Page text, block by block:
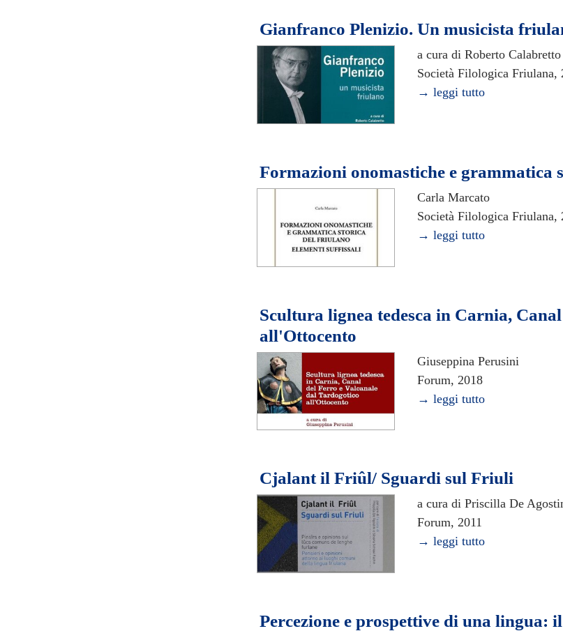
Gianfranco Plenizio. Un musicista
a cura di Roberto Calabretto
Società Filologica Friulana,
→ leggi tutto
Formazioni onomastiche e
Carla Marcato
Società Filologica Friulana,
→ leggi tutto
Scultura lignea tedesca in Carnia,
all'Ottocento
Giuseppina Perusini
Forum, 2018
→ leggi tutto
Cjalant il Friûl/ Sguardi sul Friuli
a cura di Priscilla De
Forum, 2011
→ leggi tutto
Percezione e prospettive di una lingua: